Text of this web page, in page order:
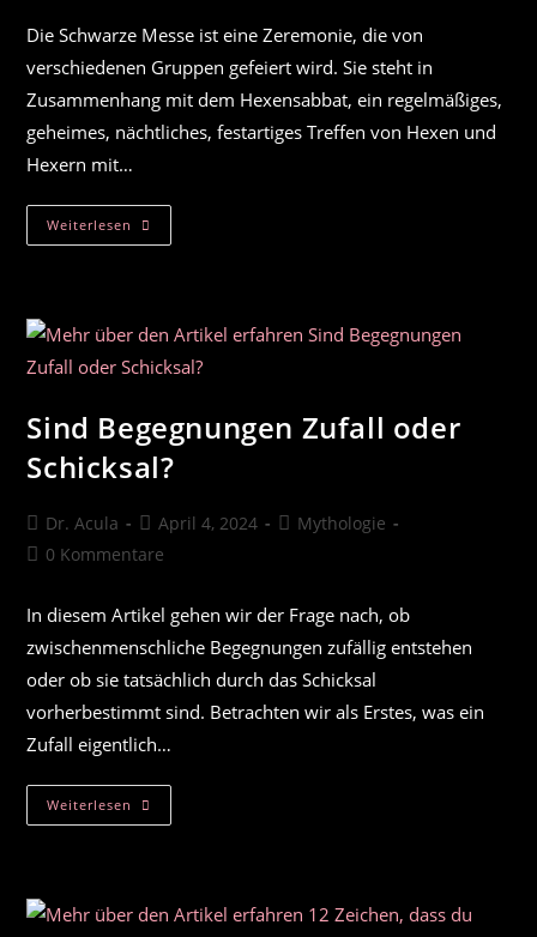
Die Schwarze Messe ist eine Zeremonie, die von
verschiedenen Gruppen gefeiert wird. Sie steht in
Zusammenhang mit dem Hexensabbat, ein regelmäßiges,
geheimes, nächtliches, festartiges Treffen von Hexen und
Hexern mit…
Weiterlesen Die
Schwarze
Sind Begegnungen Zufall oder
Schicksal?
Beitrags-
Autor:
Dr. Acula
Beitrag
veröffentlicht:
April 4, 2024
Beitrags-
Mythologie
Beitrags-
0 Kommentare
In diesem Artikel gehen wir der Frage nach, ob
zwischenmenschliche Begegnungen zufällig entstehen
oder ob sie tatsächlich durch das Schicksal
vorherbestimmt sind. Betrachten wir als Erstes, was ein
Zufall eigentlich…
Weiterlesen Sind
Begegnungen